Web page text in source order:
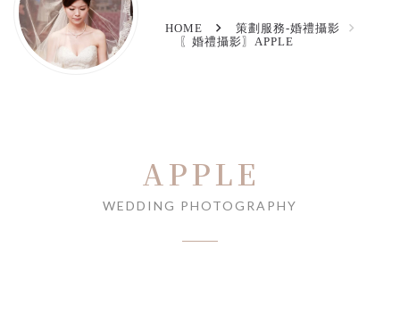
HOME
策劃服務-婚禮攝影
〖婚禮攝影〗APPLE
APPLE
WEDDING PHOTOGRAPHY